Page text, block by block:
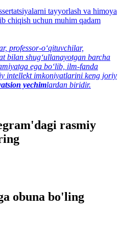
tayyorlash va himoya
chiqish uchun muhim qadam
professor-o‘qituvchilar,
bilan shug‘ullanayotgan barcha
ega bo‘lib, ilm-fanda
intellekt imkoniyatlarini keng joriy
yechimlardan biridir.
rasmiy
obuna bo'ling